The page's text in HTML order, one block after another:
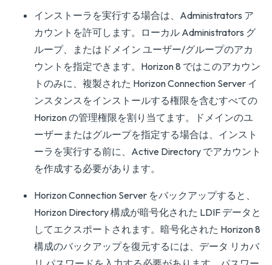
インストーラを実行する場合は、Administrators ア
カウントを許可します。ローカル Administrators グ
ループ、またはドメイン ユーザー/グループのアカ
ウントを指定できます。Horizon 8 ではこのアカウン
トのみに、複製された Horizon Connection Server イ
ンスタンスをインストールする権限を含むすべての
Horizon の管理権限を割り当てます。ドメインのユ
ーザーまたはグループを指定する場合は、インスト
ーラを実行する前に、Active Directory でアカウント
を作成する必要があります。
Horizon Connection Server をバックアップすると、
Horizon Directory 構成が暗号化された LDIF データと
してエクスポートされます。暗号化された Horizon 8
構成のバックアップを復元するには、データ リカバ